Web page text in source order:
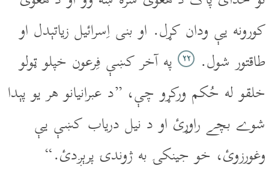
کورونه يې ودان کړل. او بنى اِسرائيل زياتېدل او
طاقتور شول. ۲۲په آخر کښې فِرعون خپلو ټولو
خلقو له حُکم ورکړو چې، ”د عبرانيانو هر يو پېدا
شوے بچے راوړئ او د نيل درياب کښې يې
وغورزوئ، خو جينکۍ به ژوندۍ پرېږدئ.“